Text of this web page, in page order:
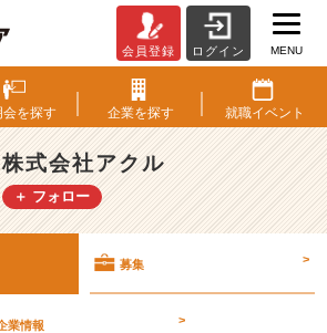
式
会
社
ア
ク
ル
求
人
会員登録 ログイン MENU
会を探す 企業を探す 就職イベント
株式会社アクル
＋ フォロー
募集 >
業情報 >